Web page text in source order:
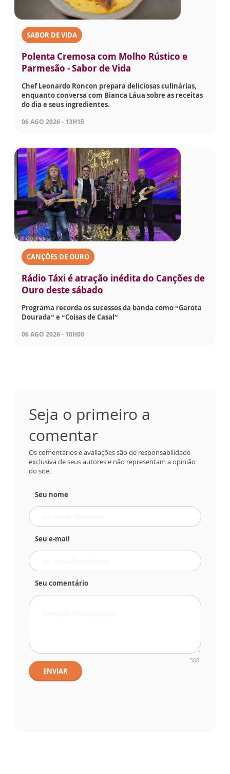
SABOR DE VIDA
Polenta Cremosa com Molho Rústico e
Parmesão - Sabor de Vida
Chef Leonardo Roncon prepara deliciosas culinárias,
enquanto conversa com Bianca Láua sobre as receitas
do dia e seus ingredientes.
06 AGO 2026 - 13H15
CANÇÕES DE OURO
Rádio Táxi é atração inédita do Canções de
Ouro deste sábado
Programa recorda os sucessos da banda como “Garota
Dourada” e “Coisas de Casal”
06 AGO 2026 - 10H00
Seja o primeiro a
comentar
Os comentários e avaliações são de responsabilidade
exclusiva de seus autores e não representam a opinião
do site.
Seu nome
Seu e-mail
Seu comentário
500
ENVIAR